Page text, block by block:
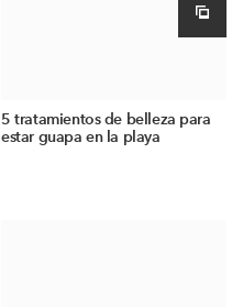
5 tratamientos de belleza para
estar guapa en la playa